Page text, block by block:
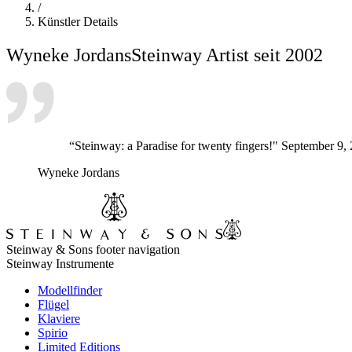
/
Künstler Details
Wyneke JordansSteinway Artist seit 2002
“Steinway: a Paradise for twenty fingers!" September 9,
Wyneke Jordans
Steinway & Sons footer navigation
Steinway Instrumente
Modellfinder
Flügel
Klaviere
Spirio
Limited Editions